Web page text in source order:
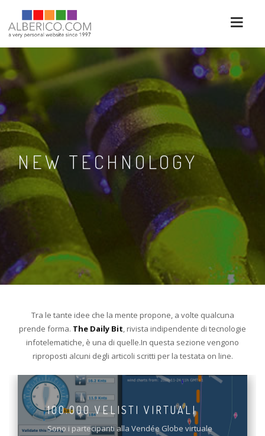
NEW TECHNOLOGY
Tra le tante idee che la mente propone, a volte qualcuna
prende forma. The Daily Bit, rivista indipendente di tecnologie
infotelematiche, è una di quelle.In questa sezione vengono
riproposti alcuni degli articoli scritti per la testata on line.
100.000 VELISTI VIRTUALI
Sono i partecipanti alla Vendée Globe virtuale